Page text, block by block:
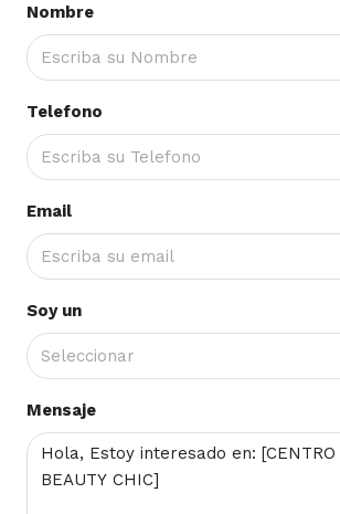
Nombre
Telefono
Email
Soy un
Seleccionar
Mensaje